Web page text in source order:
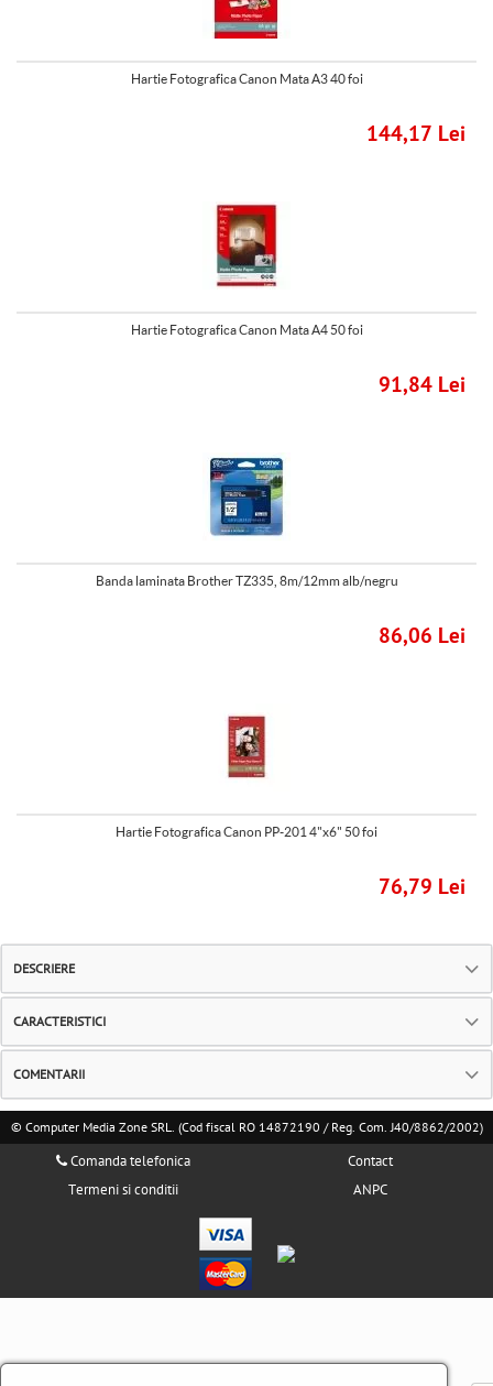
Hartie Fotografica Canon Mata A3 40 foi
144,17 Lei
Hartie Fotografica Canon Mata A4 50 foi
91,84 Lei
Banda laminata Brother TZ335, 8m/12mm alb/negru
86,06 Lei
Hartie Fotografica Canon PP-201 4"x6" 50 foi
76,79 Lei
DESCRIERE
CARACTERISTICI
COMENTARII
© Computer Media Zone SRL. (Cod fiscal RO 14872190 / Reg. Com. J40/8862/2002)
Comanda telefonica
Termeni si conditii
Contact
ANPC